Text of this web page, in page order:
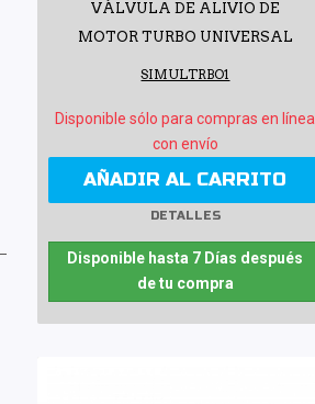
VÁLVULA DE ALIVIO DE
MOTOR TURBO UNIVERSAL
SIMULTRBO1
Disponible sólo para compras en línea
con envío
AÑADIR AL CARRITO
DETALLES
Disponible hasta 7 Días después
de tu compra